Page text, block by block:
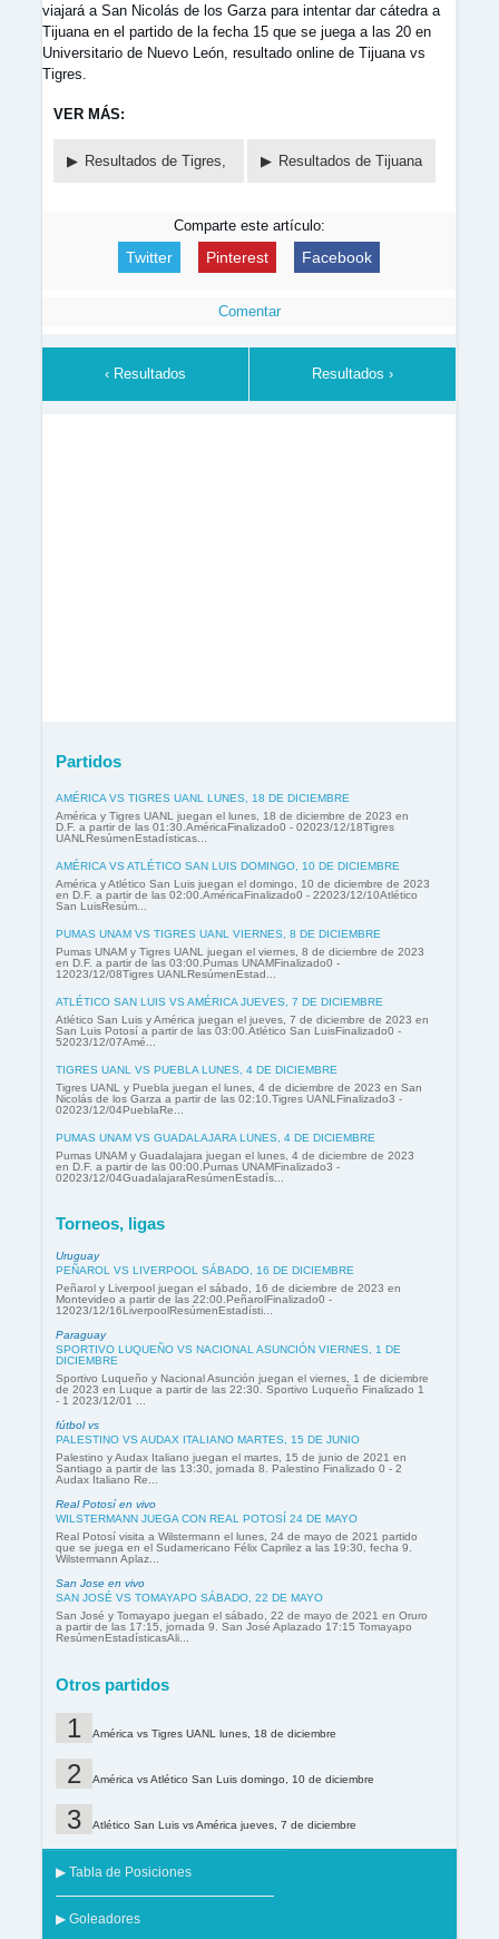
viajará a San Nicolás de los Garza para intentar dar cátedra a
Tijuana en el partido de la fecha 15 que se juega a las 20 en
Universitario de Nuevo León, resultado online de Tijuana vs
Tigres.
VER MÁS:
Resultados de Tigres, Resultados de Tijuana
Comparte este artículo:
Twitter Pinterest Facebook
Comentar
‹ Resultados Resultados ›
Partidos
AMÉRICA VS TIGRES UANL LUNES, 18 DE DICIEMBRE
América y Tigres UANL juegan el lunes, 18 de diciembre de 2023 en
D.F. a partir de las 01:30.AméricaFinalizado0 - 02023/12/18Tigres
UANLResúmenEstadísticas...
AMÉRICA VS ATLÉTICO SAN LUIS DOMINGO, 10 DE DICIEMBRE
América y Atlético San Luis juegan el domingo, 10 de diciembre de 2023
en D.F. a partir de las 02:00.AméricaFinalizado0 - 22023/12/10Atlético
San LuisResúm...
PUMAS UNAM VS TIGRES UANL VIERNES, 8 DE DICIEMBRE
Pumas UNAM y Tigres UANL juegan el viernes, 8 de diciembre de 2023
en D.F. a partir de las 03:00.Pumas UNAMFinalizado0 -
12023/12/08Tigres UANLResúmenEstad...
ATLÉTICO SAN LUIS VS AMÉRICA JUEVES, 7 DE DICIEMBRE
Atlético San Luis y América juegan el jueves, 7 de diciembre de 2023 en
San Luis Potosí a partir de las 03:00.Atlético San LuisFinalizado0 -
52023/12/07Amé...
TIGRES UANL VS PUEBLA LUNES, 4 DE DICIEMBRE
Tigres UANL y Puebla juegan el lunes, 4 de diciembre de 2023 en San
Nicolás de los Garza a partir de las 02:10.Tigres UANLFinalizado3 -
02023/12/04PueblaRe...
PUMAS UNAM VS GUADALAJARA LUNES, 4 DE DICIEMBRE
Pumas UNAM y Guadalajara juegan el lunes, 4 de diciembre de 2023
en D.F. a partir de las 00:00.Pumas UNAMFinalizado3 -
02023/12/04GuadalajaraResúmenEstadís...
Torneos, ligas
Uruguay
PEÑAROL VS LIVERPOOL SÁBADO, 16 DE DICIEMBRE
Peñarol y Liverpool juegan el sábado, 16 de diciembre de 2023 en
Montevideo a partir de las 22:00.PeñarolFinalizado0 -
12023/12/16LiverpoolResúmenEstadísti...
Paraguay
SPORTIVO LUQUEÑO VS NACIONAL ASUNCIÓN VIERNES, 1 DE
DICIEMBRE
Sportivo Luqueño y Nacional Asunción juegan el viernes, 1 de diciembre
de 2023 en Luque a partir de las 22:30. Sportivo Luqueño Finalizado 1
- 1 2023/12/01 ...
fútbol vs
PALESTINO VS AUDAX ITALIANO MARTES, 15 DE JUNIO
Palestino y Audax Italiano juegan el martes, 15 de junio de 2021 en
Santiago a partir de las 13:30, jornada 8. Palestino Finalizado 0 - 2
Audax Italiano Re...
Real Potosí en vivo
WILSTERMANN JUEGA CON REAL POTOSÍ 24 DE MAYO
Real Potosí visita a Wilstermann el lunes, 24 de mayo de 2021 partido
que se juega en el Sudamericano Félix Caprilez a las 19:30, fecha 9.
Wilstermann Aplaz...
San Jose en vivo
SAN JOSÉ VS TOMAYAPO SÁBADO, 22 DE MAYO
San José y Tomayapo juegan el sábado, 22 de mayo de 2021 en Oruro
a partir de las 17:15, jornada 9. San José Aplazado 17:15 Tomayapo
ResúmenEstadísticasAli...
Otros partidos
América vs Tigres UANL lunes, 18 de diciembre
América vs Atlético San Luis domingo, 10 de diciembre
Atlético San Luis vs América jueves, 7 de diciembre
▶ Tabla de Posiciones
▶ Goleadores